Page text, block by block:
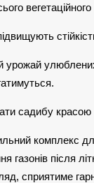
садибу красою
комплекс
газонів після
сприятиме